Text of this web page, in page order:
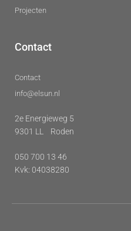
Projecten
Contact
Contact
info@elsun.nl
2e Energieweg 5
9301 LL Roden
050 700 13 46
Kvk: 04038280